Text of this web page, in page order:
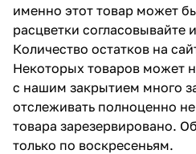
именно этот товар может
расцветки согласовывайте
Количество остатков на
Некоторых товаров может
с нашим закрытием много
отслеживать полноценно
товара зарезервировано.
только по воскресеньям.